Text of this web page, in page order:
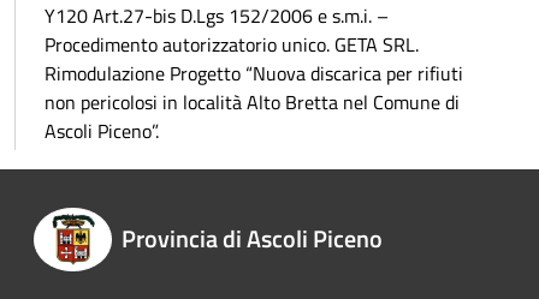
Y120 Art.27-bis D.Lgs 152/2006 e s.m.i. –
Procedimento autorizzatorio unico. GETA SRL.
Rimodulazione Progetto “Nuova discarica per rifiuti
non pericolosi in località Alto Bretta nel Comune di
Ascoli Piceno”.
Provincia di Ascoli Piceno